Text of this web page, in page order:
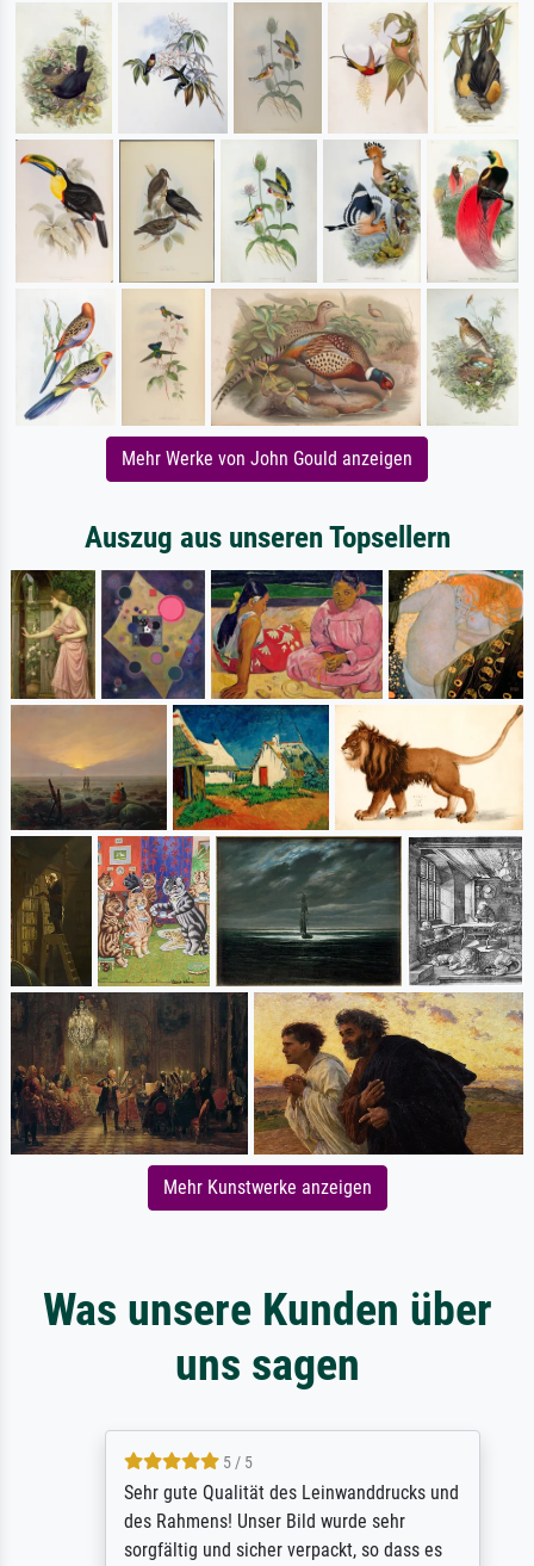
Mehr Werke von John Gould anzeigen
Auszug aus unseren Topsellern
Mehr Kunstwerke anzeigen
Was unsere Kunden über
uns sagen
5 / 5
Sehr gute Qualität des Leinwanddrucks und
des Rahmens! Unser Bild wurde sehr
sorgfältig und sicher verpackt, so dass es